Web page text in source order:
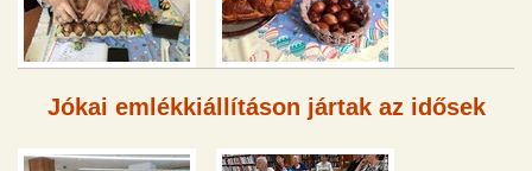
Jókai emlékkiállításon jártak az idősek